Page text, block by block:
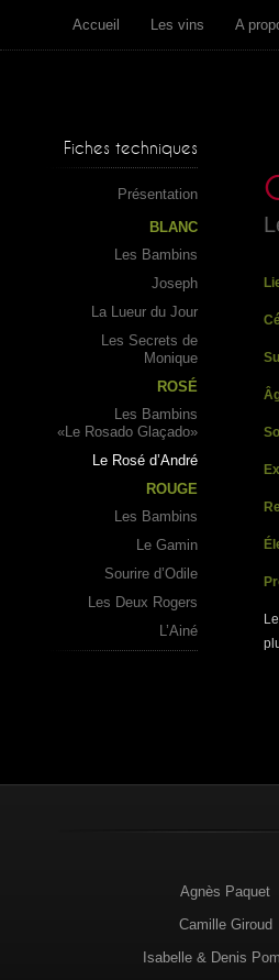
Accueil Les vins A
Fiches techniques
Présentation
BLANC
Les Bambins
Joseph
La Lueur du Jour
Les Secrets de
Monique
ROSÉ
Les Bambins
«Le Rosado Glaçado»
Le Rosé d’André
ROUGE
Les Bambins
Le Gamin
Sourire d’Odile
Les Deux Rogers
L’Ainé
Agnès Paquet
Camille Giroud
Isabelle & Denis